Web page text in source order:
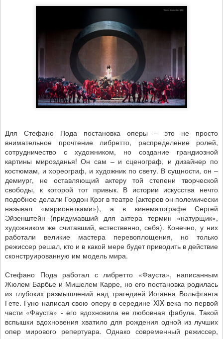
Для Стефано Пода постановка оперы – это не просто
внимательное прочтение либретто, распределение ролей,
сотрудничество с художником, но создание грандиозной
картины мирозданья! Он сам – и сценограф, и дизайнер по
костюмам, и хореограф, и художник по свету. В сущности, он –
демиург, не оставляющий актеру той степени творческой
свободы, к которой тот привык. В истории искусства нечто
подобное делали Гордон Крэг в театре (актеров он полемически
называл «марионетками»), а в кинематографе Сергей
Эйзенштейн (придумавший для актера термин «натурщик»,
художником же считавший, естественно, себя). Конечно, у них
работали великие мастера перевоплощения, но только
режиссер решал, кто и в какой мере будет приводить в действие
сконструированную им модель мира.
Стефано Пода работал с либретто «Фауста», написанным
Жюлем Барбье и Мишелем Карре, но его постановка родилась
из глубоких размышлений над трагедией Иоганна Вольфганга
Гете. Гуно написал свою оперу в середине XIXвека по первой
части «Фауста» - его вдохновила ее любовная фабула. Такой
вспышки вдохновения хватило для рождения одной из лучших
опер мирового репертуара. Однако современный режиссер,